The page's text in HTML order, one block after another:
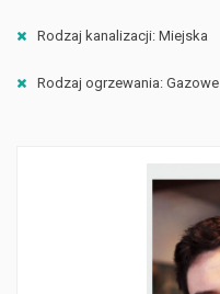
Rodzaj kanalizacji: Miejska
Rodzaj ogrzewania: Gazowe